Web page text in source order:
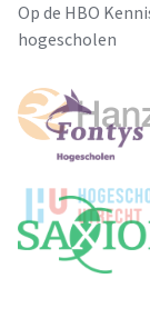
Op de HBO
hogescholen